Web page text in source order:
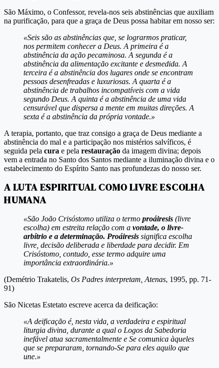
São Máximo, o Confessor, revela-nos seis abstinências que auxiliam
na purificação, para que a graça de Deus possa habitar em nosso ser:
«Seis são as abstinências que, se lograrmos praticar,
nos permitem conhecer a Deus. A primeira é a
abstinência da ação pecaminosa. A segunda é a
abstinência da alimentação excitante e desmedida. A
terceira é a abstinência dos lugares onde se encontram
pessoas desenfreadas e luxuriosas. A quarta é a
abstinência de trabalhos incompatíveis com a vida
segundo Deus. A quinta é a abstinência de uma vida
censurável que dispersa a mente em muitas direções. A
sexta é a abstinência da própria vontade.»
A terapia, portanto, que traz consigo a graça de Deus mediante a
abstinência do mal e a participação nos mistérios salvíficos, é
seguida pela cura e pela restauração da imagem divina; depois
vem a entrada no Santo dos Santos mediante a iluminação divina e o
estabelecimento do Espírito Santo nas profundezas do nosso ser.
A LUTA ESPIRITUAL COMO LIVRE ESCOLHA
HUMANA
«São João Crisóstomo utiliza o termo proáiresis (livre
escolha) em estreita relação com a vontade, o livre-
arbítrio e a determinação. Proáiresis significa escolha
livre, decisão deliberada e liberdade para decidir. Em
Crisóstomo, contudo, esse termo adquire uma
importância extraordinária.»
(Demétrio Trakatelis, Os Padres interpretam, Atenas, 1995, pp. 71-
91)
São Nicetas Estetato escreve acerca da deificação:
«A deificação é, nesta vida, a verdadeira e espiritual
liturgia divina, durante a qual o Logos da Sabedoria
inefável atua sacramentalmente e Se comunica àqueles
que se prepararam, tornando-Se para eles aquilo que
une.»